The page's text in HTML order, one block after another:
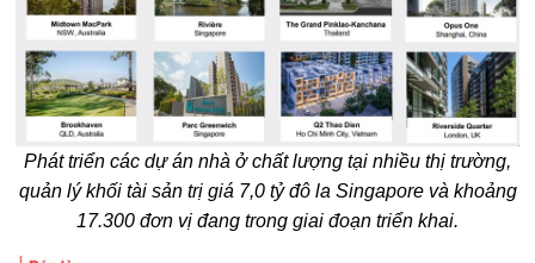
Phát triển các dự án nhà ở chất lượng tại nhiều thị trường,
quản lý khối tài sản trị giá 7,0 tỷ đô la Singapore và khoảng
17.300 đơn vị đang trong giai đoạn triển khai.